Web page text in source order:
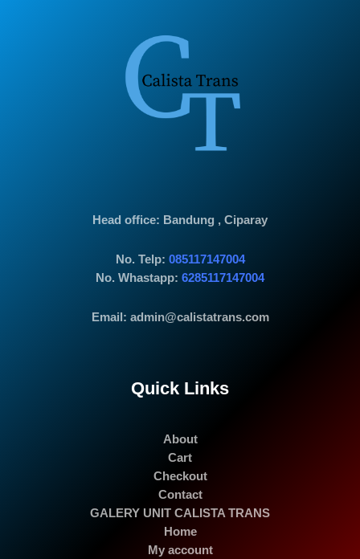
Head office: Bandung , Ciparay
No. Telp: 085117147004
No. Whastapp: 6285117147004
Email: admin@calistatrans.com
Quick Links
About
Cart
Checkout
Contact
GALERY UNIT CALISTA TRANS
Home
My account